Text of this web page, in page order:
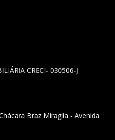
CRECI- 030506-J
Braz Miraglia - Avenida